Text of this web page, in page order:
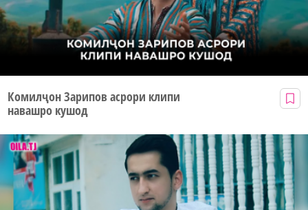
Комилҷон Зарипов асрори клипи
навашро кушод